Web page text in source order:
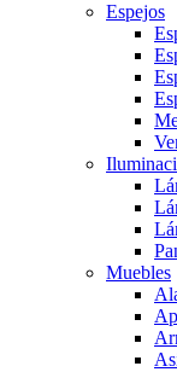
Espejos
Muebles